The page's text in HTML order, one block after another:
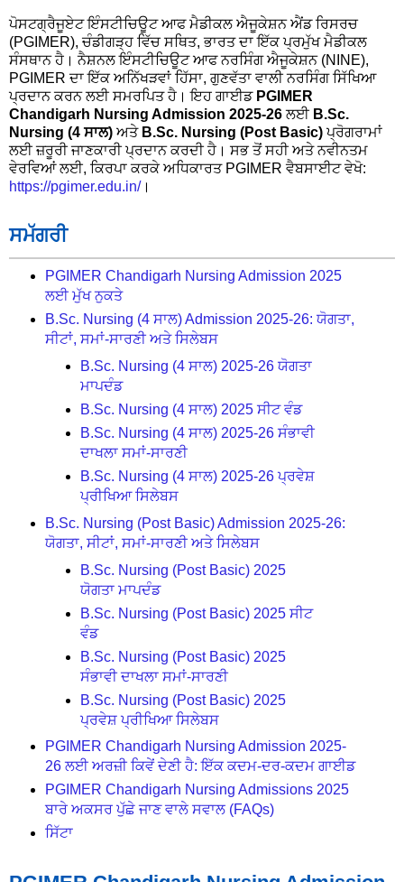
ਪੋਸਟਗ੍ਰੈਜੂਏਟ ਇੰਸਟੀਚਿਊਟ ਆਫ ਮੈਡੀਕਲ ਐਜੂਕੇਸ਼ਨ ਐਂਡ ਰਿਸਰਚ
(PGIMER), ਚੰਡੀਗੜ੍ਹ ਵਿੱਚ ਸਥਿਤ, ਭਾਰਤ ਦਾ ਇੱਕ ਪ੍ਰਮੁੱਖ ਮੈਡੀਕਲ
ਸੰਸਥਾਨ ਹੈ। ਨੈਸ਼ਨਲ ਇੰਸਟੀਚਿਊਟ ਆਫ ਨਰਸਿੰਗ ਐਜੂਕੇਸ਼ਨ (NINE),
PGIMER ਦਾ ਇੱਕ ਅਨਿੱਖੜਵਾਂ ਹਿੱਸਾ, ਗੁਣਵੱਤਾ ਵਾਲੀ ਨਰਸਿੰਗ ਸਿੱਖਿਆ
ਪ੍ਰਦਾਨ ਕਰਨ ਲਈ ਸਮਰਪਿਤ ਹੈ। ਇਹ ਗਾਈਡ PGIMER
Chandigarh Nursing Admission 2025-26ਲਈ B.Sc.
Nursing (4 ਸਾਲ) ਅਤੇ B.Sc. Nursing (Post Basic)ਪ੍ਰੋਗਰਾਮਾਂ
ਲਈ ਜ਼ਰੂਰੀ ਜਾਣਕਾਰੀ ਪ੍ਰਦਾਨ ਕਰਦੀ ਹੈ। ਸਭ ਤੋਂ ਸਹੀ ਅਤੇ ਨਵੀਨਤਮ
ਵੇਰਵਿਆਂ ਲਈ, ਕਿਰਪਾ ਕਰਕੇ ਅਧਿਕਾਰਤ PGIMER ਵੈਬਸਾਈਟ ਵੇਖੋ:
https://pgimer.edu.in/।
ਸਮੱਗਰੀ
PGIMER Chandigarh Nursing Admission 2025
ਲਈ ਮੁੱਖ ਨੁਕਤੇ
B.Sc. Nursing (4 ਸਾਲ) Admission 2025-26: ਯੋਗਤਾ,
ਸੀਟਾਂ, ਸਮਾਂ-ਸਾਰਣੀ ਅਤੇ ਸਿਲੇਬਸ
B.Sc. Nursing (4 ਸਾਲ) 2025-26 ਯੋਗਤਾ
ਮਾਪਦੰਡ
B.Sc. Nursing (4 ਸਾਲ) 2025 ਸੀਟ ਵੰਡ
B.Sc. Nursing (4 ਸਾਲ) 2025-26 ਸੰਭਾਵੀ
ਦਾਖਲਾ ਸਮਾਂ-ਸਾਰਣੀ
B.Sc. Nursing (4 ਸਾਲ) 2025-26 ਪ੍ਰਵੇਸ਼
ਪ੍ਰੀਖਿਆ ਸਿਲੇਬਸ
B.Sc. Nursing (Post Basic) Admission 2025-26:
ਯੋਗਤਾ, ਸੀਟਾਂ, ਸਮਾਂ-ਸਾਰਣੀ ਅਤੇ ਸਿਲੇਬਸ
B.Sc. Nursing (Post Basic) 2025
ਯੋਗਤਾ ਮਾਪਦੰਡ
B.Sc. Nursing (Post Basic) 2025 ਸੀਟ
ਵੰਡ
B.Sc. Nursing (Post Basic) 2025
ਸੰਭਾਵੀ ਦਾਖਲਾ ਸਮਾਂ-ਸਾਰਣੀ
B.Sc. Nursing (Post Basic) 2025
ਪ੍ਰਵੇਸ਼ ਪ੍ਰੀਖਿਆ ਸਿਲੇਬਸ
PGIMER Chandigarh Nursing Admission 2025-
26 ਲਈ ਅਰਜ਼ੀ ਕਿਵੇਂ ਦੇਣੀ ਹੈ: ਇੱਕ ਕਦਮ-ਦਰ-ਕਦਮ ਗਾਈਡ
PGIMER Chandigarh Nursing Admissions 2025
ਬਾਰੇ ਅਕਸਰ ਪੁੱਛੇ ਜਾਣ ਵਾਲੇ ਸਵਾਲ (FAQs)
ਸਿੱਟਾ